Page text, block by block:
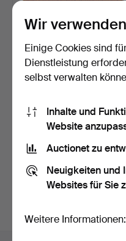
TEPPICH, "Shaggy", ca. 300
x 200 cm, zeitg…
5 Tage
Suche speichern
Archiv
suchen.
Wir
Einige Cookies sind
Dienstleistung
selbst verwalten
Inhalte und
Website
Auctionet zu
Neuigkeiten und
Websites für Sie
Weitere Informationen: